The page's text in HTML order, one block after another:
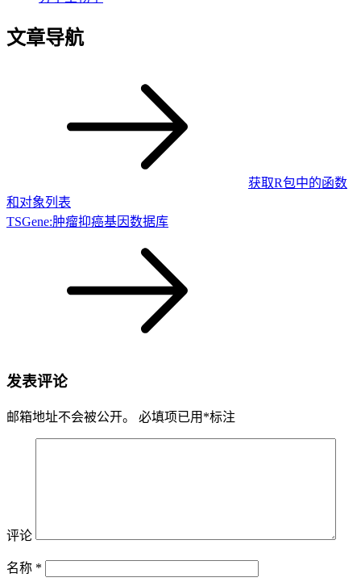
文章导航
获取R包中的函数
和对象列表
TSGene:肿瘤抑癌基因数据库
发表评论
邮箱地址不会被公开。 必填项已用 *标注
评论
名称 *